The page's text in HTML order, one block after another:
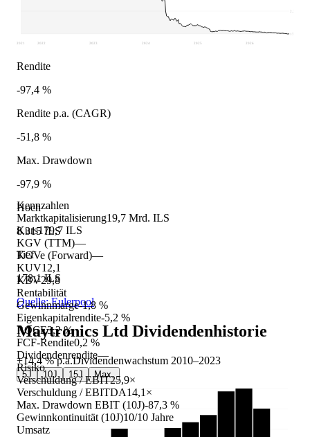
Kennzahlen
Marktkapitalisierung19,7 Mrd. ILS
Kurs179,7 ILS
KGV (TTM)—
KGVe (Forward)—
KUV12,1
KBV29,8
Rentabilität
Gewinnmarge-1,8 %
Eigenkapitalrendite-5,2 %
ROCE3,2 %
FCF-Rendite0,2 %
Dividendenrendite—
Risiko
Verschuldung / EBIT25,9×
Verschuldung / EBITDA14,1×
Max. Drawdown EBIT (10J)-87,3 %
Gewinnkontinuität (10J)10/10 Jahre
Umsatz
178,1
2.212
2021 2022 2023 2024 2025 2026
Rendite
-97,4 %
Rendite p.a. (CAGR)
-51,8 %
Max. Drawdown
-97,9 %
Hoch
8.315 ILS
Tief
178,1 ILS
Quelle: Eulerpool
Maytronics Ltd Dividendenhistorie
+14,4 % p.a.Dividendenwachstum 2010–2023
5J 10J 15J Max.